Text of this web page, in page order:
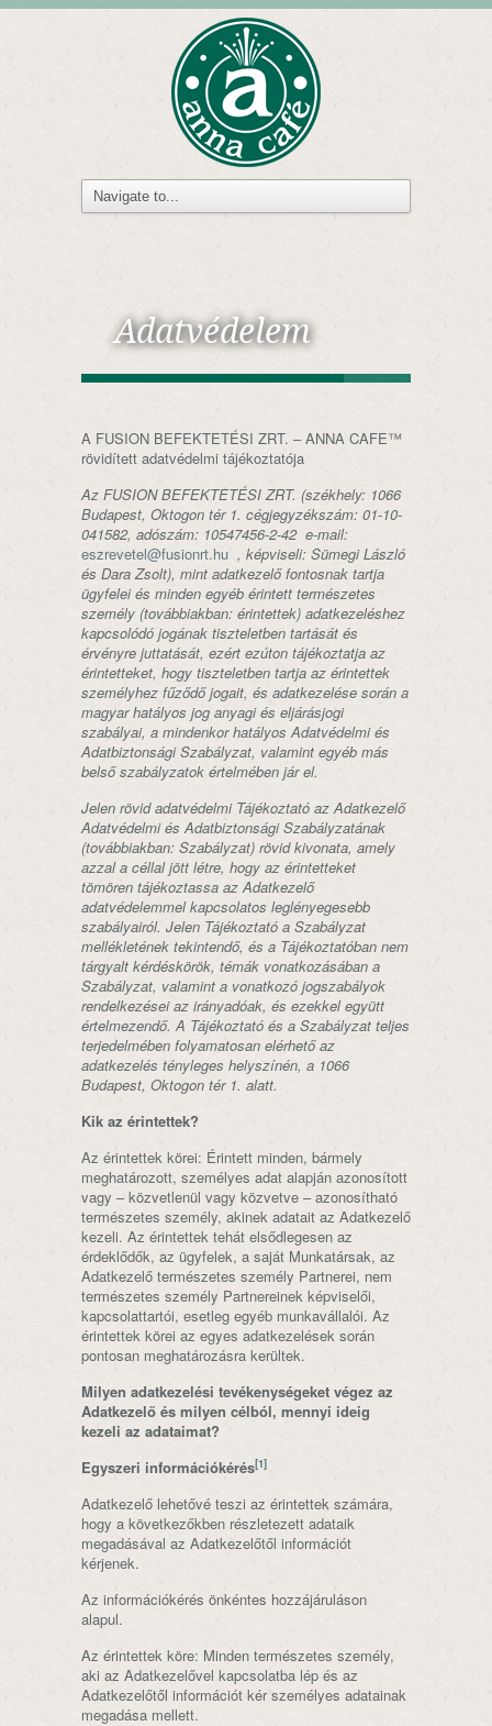
Adatvédelem
A FUSION BEFEKTETÉSI ZRT. – ANNA CAFE™
rövidített adatvédelmi tájékoztatója
Az FUSION BEFEKTETÉSI ZRT. (székhely: 1066
Budapest, Oktogon tér 1. cégjegyzékszám: 01-10-
041582, adószám: 10547456-2-42 e-mail:
eszrevetel@fusionrt.hu , képviseli: Sümegi László
és Dara Zsolt), mint adatkezelő fontosnak tartja
ügyfelei és minden egyéb érintett természetes
személy (továbbiakban: érintettek) adatkezeléshez
kapcsolódó jogának tiszteletben tartását és
érvényre juttatását, ezért ezúton tájékoztatja az
érintetteket, hogy tiszteletben tartja az érintettek
személyhez fűződő jogait, és adatkezelése során a
magyar hatályos jog anyagi és eljárásjogi
szabályai, a mindenkor hatályos Adatvédelmi és
Adatbiztonsági Szabályzat, valamint egyéb más
belső szabályzatok értelmében jár el.
Jelen rövid adatvédelmi Tájékoztató az Adatkezelő
Adatvédelmi és Adatbiztonsági Szabályzatának
(továbbiakban: Szabályzat) rövid kivonata, amely
azzal a céllal jött létre, hogy az érintetteket
tömören tájékoztassa az Adatkezelő
adatvédelemmel kapcsolatos leglényegesebb
szabályairól. Jelen Tájékoztató a Szabályzat
mellékletének tekintendő, és a Tájékoztatóban nem
tárgyalt kérdéskörök, témák vonatkozásában a
Szabályzat, valamint a vonatkozó jogszabályok
rendelkezései az irányadóak, és ezekkel együtt
értelmezendő. A Tájékoztató és a Szabályzat teljes
terjedelmében folyamatosan elérhető az
adatkezelés tényleges helyszínén, a 1066
Budapest, Oktogon tér 1. alatt.
Kik az érintettek?
Az érintettek körei: Érintett minden, bármely
meghatározott, személyes adat alapján azonosított
vagy – közvetlenül vagy közvetve – azonosítható
természetes személy, akinek adatait az Adatkezelő
kezeli. Az érintettek tehát elsődlegesen az
érdeklődők, az ügyfelek, a saját Munkatársak, az
Adatkezelő természetes személy Partnerei, nem
természetes személy Partnereinek képviselői,
kapcsolattartói, esetleg egyéb munkavállalói. Az
érintettek körei az egyes adatkezelések során
pontosan meghatározásra kerültek.
Milyen adatkezelési tevékenységeket végez az
Adatkezelő és milyen célból, mennyi ideig
kezeli az adataimat?
Egyszeri információkérés[1]
Adatkezelő lehetővé teszi az érintettek számára,
hogy a következőkben részletezett adataik
megadásával az Adatkezelőtől információt
kérjenek.
Az információkérés önkéntes hozzájáruláson
alapul.
Az érintettek köre: Minden természetes személy,
aki az Adatkezelővel kapcsolatba lép és az
Adatkezelőtől információt kér személyes adatainak
megadása mellett.